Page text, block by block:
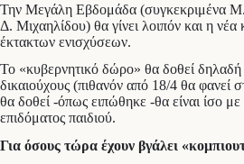
Την Μεγάλη Εβδομάδα (συγκεκριμένα
Δ. Μιχαηλίδου) θα γίνει λοιπόν και η
έκτακτων ενισχύσεων.
Το «κυβερνητικό δώρο» θα δοθεί δηλαδή
δικαιούχους (πιθανόν από 18/4 θα
θα δοθεί -όπως ειπώθηκε -θα είναι ίσο
επιδόματος παιδιού.
Για όσους τώρα έχουν βγάλει